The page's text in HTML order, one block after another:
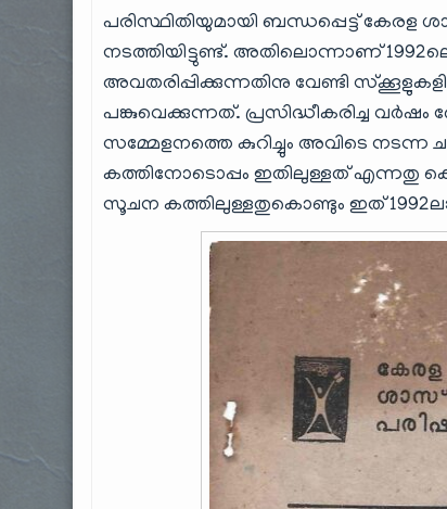
പരിസ്ഥിതിയുമായി ബന്ധപ്പെട്ട് കേരള
നടത്തിയിട്ടുണ്ട്.അതിലൊന്നാണ്1992
അവതരിപ്പിക്കുന്നതിനു വേണ്ടി
പങ്കുവെക്കുന്നത്.പ്രസിദ്ധീകരിച്ച വർഷം
സമ്മേളനത്തെ കുറിച്ചും അവിടെ നടന്ന
കത്തിനോടൊപ്പം ഇതിലുള്ളത് എന്നതു
സൂചന കത്തിലുള്ളതുകൊണ്ടും ഇത്1992